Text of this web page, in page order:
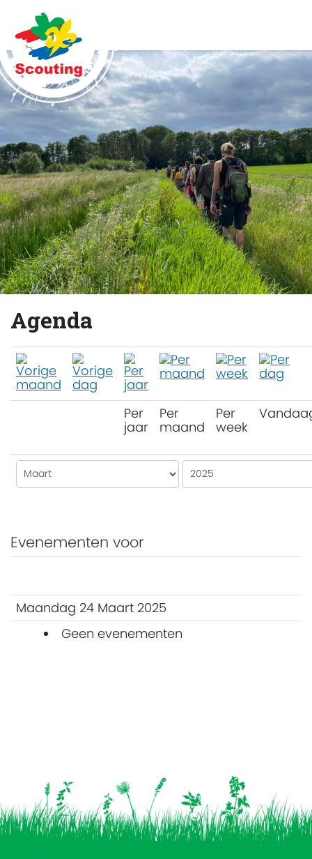
Agenda
Per
jaar
Per
maand
Per
week
Evenementen voor
Maandag 24 Maart 2025
Geen evenementen